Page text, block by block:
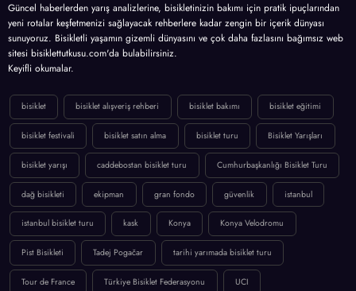
Güncel haberlerden yarış analizlerine, bisikletinizin bakımı için pratik ipuçlarından
yeni rotalar keşfetmenizi sağlayacak rehberlere kadar zengin bir içerik dünyası
sunuyoruz. Bisikletli yaşamın gizemli dünyasını ve çok daha fazlasını bağımsız web
sitesi bisiklettutkusu.com'da bulabilirsiniz.
Keyifli okumalar.
bisiklet bisiklet alışveriş rehberi bisiklet bakımı bisiklet eğitimi
bisiklet festivali bisiklet satın alma bisiklet turu Bisiklet Yarışları
bisiklet yarışı caddebostan bisiklet turu Cumhurbaşkanlığı Bisiklet Turu
dağ bisikleti ekipman gran fondo güvenlik istanbul
istanbul bisiklet turu kask Konya Konya Velodromu
Pist Bisikleti Tadej Pogačar tarihi yarımada bisiklet turu
Tour de France Türkiye Bisiklet Federasyonu UCI